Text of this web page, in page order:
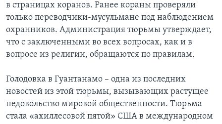
в страницах коранов. Ранее кораны проверяли
только переводчики-мусульмане под наблюдением
охранников. Администрация тюрьмы утверждает,
что с заключенными во всех вопросах, как и в
вопросе из религии, обращаются по правилам.
Голодовка в Гуантанамо – одна из последних
новостей из этой тюрьмы, вызывающих растущее
недовольство мировой общественности. Тюрьма
стала «ахиллесовой пятой» США в международном